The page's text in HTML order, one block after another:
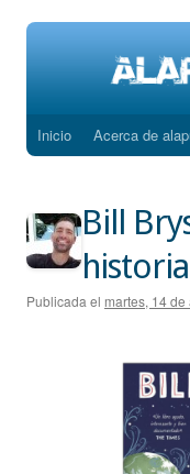
Saltar
contenido
Inicio Acerca de
Bill
Publicada el martes, 14